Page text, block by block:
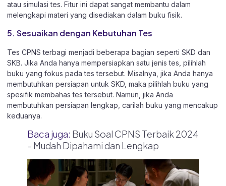
atau simulasi tes. Fitur ini dapat sangat membantu dalam
melengkapi materi yang disediakan dalam buku fisik.
5. Sesuaikan dengan Kebutuhan Tes
Tes CPNS terbagi menjadi beberapa bagian seperti SKD dan
SKB. Jika Anda hanya mempersiapkan satu jenis tes, pilihlah
buku yang fokus pada tes tersebut. Misalnya, jika Anda hanya
membutuhkan persiapan untuk SKD, maka pilihlah buku yang
spesifik membahas tes tersebut. Namun, jika Anda
membutuhkan persiapan lengkap, carilah buku yang mencakup
keduanya.
Baca juga: Buku Soal CPNS Terbaik 2024
– Mudah Dipahami dan Lengkap